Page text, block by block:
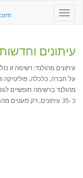
Toggle
navigation
עיתונים
עיתונים מהולנד: רשימה זו
על חברה, כלכלה, פוליטיקה
מהולנד ברשימה חופשיים
כ -35 עיתונים, רק מעטים מהם הם בפריסה ארצית. הנ